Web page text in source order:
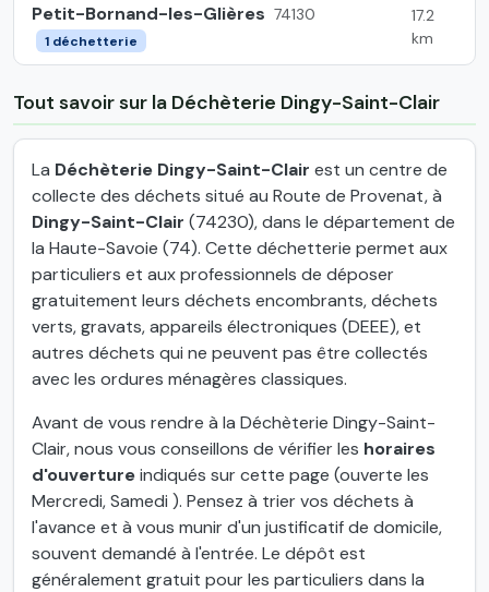
Petit-Bornand-les-Glières 74130
1 déchetterie
17.2
km
Tout savoir sur la Déchèterie Dingy-Saint-Clair
La Déchèterie Dingy-Saint-Clair est un centre de
collecte des déchets situé au Route de Provenat, à
Dingy-Saint-Clair (74230), dans le département de
la Haute-Savoie (74). Cette déchetterie permet aux
particuliers et aux professionnels de déposer
gratuitement leurs déchets encombrants, déchets
verts, gravats, appareils électroniques (DEEE), et
autres déchets qui ne peuvent pas être collectés
avec les ordures ménagères classiques.
Avant de vous rendre à la Déchèterie Dingy-Saint-
Clair, nous vous conseillons de vérifier les horaires
d'ouvertureindiqués sur cette page (ouverte les
Mercredi, Samedi ). Pensez à trier vos déchets à
l'avance et à vous munir d'un justificatif de domicile,
souvent demandé à l'entrée. Le dépôt est
généralement gratuit pour les particuliers dans la